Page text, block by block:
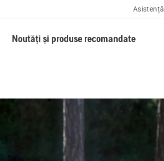
Asistență
Noutăți și produse recomandate